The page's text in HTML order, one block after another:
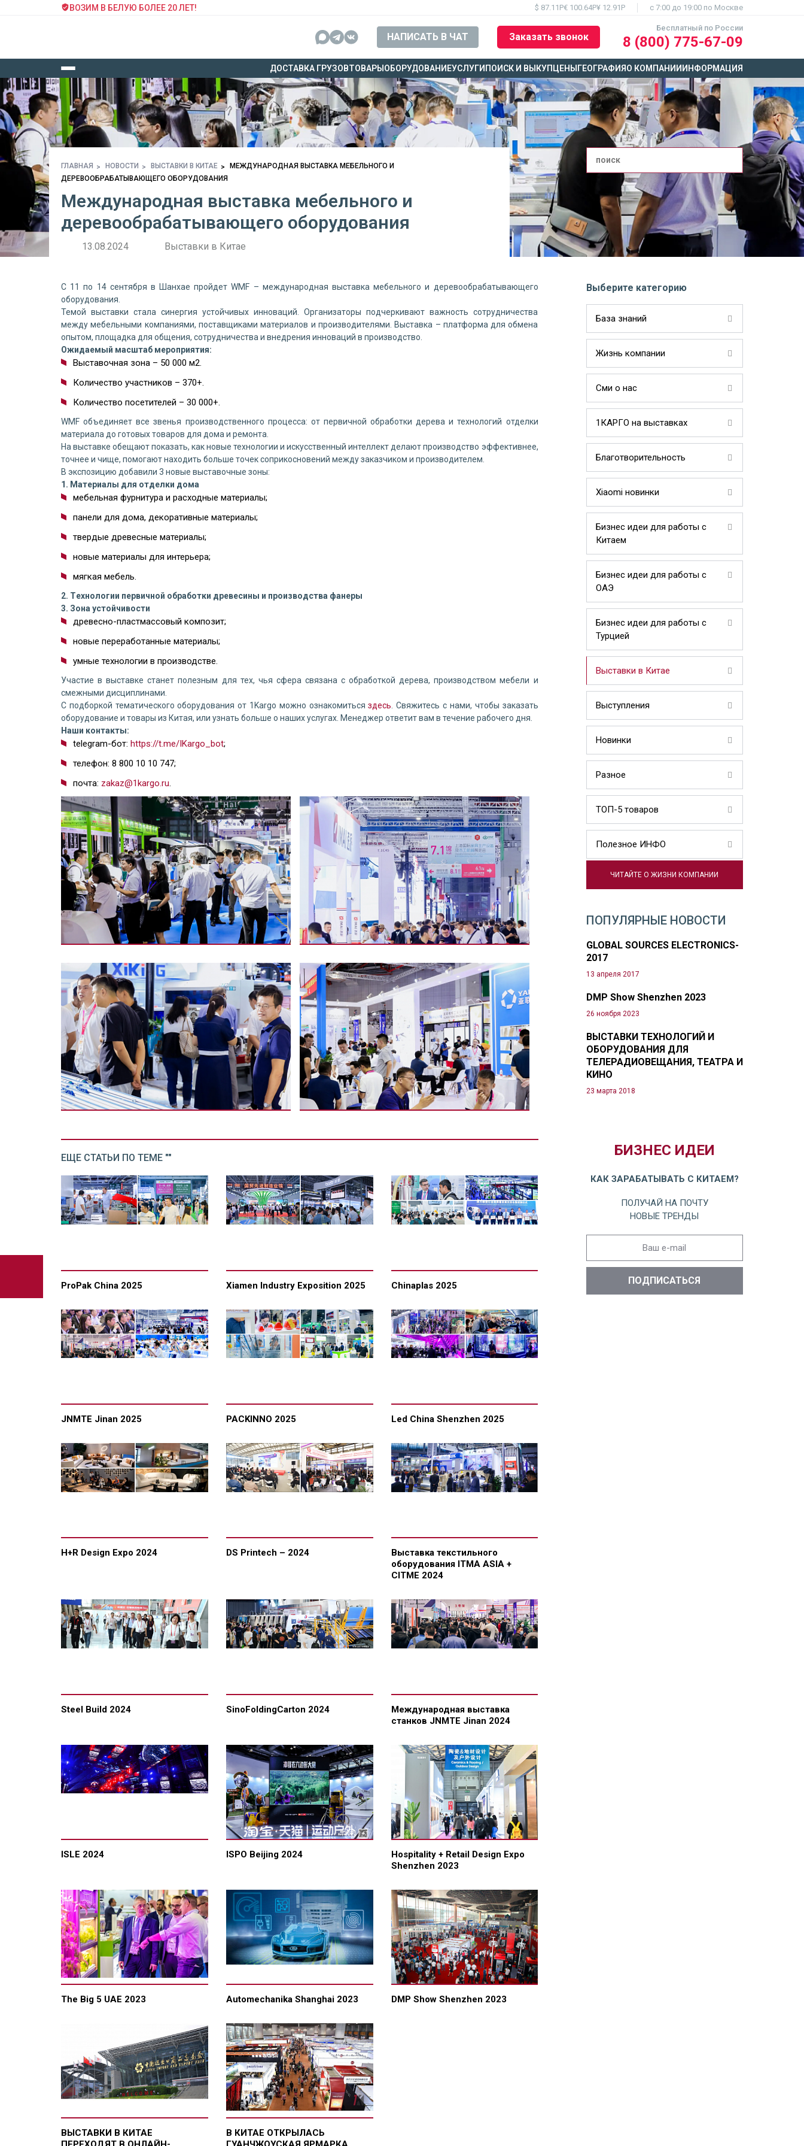
ВОЗИМ В БЕЛУЮ БОЛЕЕ 20 ЛЕТ! $ 87.11Р€ 100.64Р¥ 12.91Р c 7:00 до 19:00 по Москве
НАПИСАТЬ В ЧАТ Заказать звонок
Бесплатный по России
8 (800) 775-67-09
ДОСТАВКА ГРУЗОВТОВАРЫ ОБОРУДОВАНИЕУСЛУГИ ПОИСК И ВЫКУП ЦЕНЫ ГЕОГРАФИЯО КОМПАНИИ ИНФОРМАЦИЯ
ГЛАВНАЯ НОВОСТИ ВЫСТАВКИ В КИТАЕ
МЕЖДУНАРОДНАЯ ВЫСТАВКА МЕБЕЛЬНОГО И
ДЕРЕВООБРАБАТЫВАЮЩЕГО ОБОРУДОВАНИЯ
Международная выставка мебельного и
деревообрабатывающего оборудования
13.08.2024 Выставки в Китае
С 11 по 14 сентября в Шанхае пройдет WMF – международная выставка мебельного и деревообрабатывающего
оборудования.
Темой выставки стала синергия устойчивых инноваций. Организаторы подчеркивают важность сотрудничества
между мебельными компаниями, поставщиками материалов и производителями. Выставка – платформа для обмена
опытом, площадка для общения, сотрудничества и внедрения инноваций в производство.
Ожидаемый масштаб мероприятия:
Выставочная зона – 50 000 м2.
Количество участников – 370+.
Количество посетителей – 30 000+.
WMF объединяет все звенья производственного процесса: от первичной обработки дерева и технологий отделки
материала до готовых товаров для дома и ремонта.
На выставке обещают показать, как новые технологии и искусственный интеллект делают производство эффективнее,
точнее и чище, помогают находить больше точек соприкосновений между заказчиком и производителем.
В экспозицию добавили 3 новые выставочные зоны:
1. Материалы для отделки дома
мебельная фурнитура и расходные материалы;
панели для дома, декоративные материалы;
твердые древесные материалы;
новые материалы для интерьера;
мягкая мебель.
2. Tехнологии первичной обработки древесины и производства фанеры
3. Зона устойчивости
древесно-пластмассовый композит;
новые переработанные материалы;
умные технологии в производстве.
Участие в выставке станет полезным для тех, чья сфера связана с обработкой дерева, производством мебели и
смежными дисциплинами.
С подборкой тематического оборудования от 1Kargo можно ознакомитьсяздесь . Свяжитесь с нами, чтобы заказать
оборудование и товары из Китая, или узнать больше о наших услугах. Менеджер ответит вам в течение рабочего дня.
Наши контакты:
telegram-бот: https://t.me/IKargo_bot;
телефон: 8 800 10 10 747;
почта: zakaz@1kargo.ru.
ЕЩЕ СТАТЬИ ПО ТЕМЕ ""
ProPak China 2025 Xiamen Industry Exposition 2025 Chinaplas 2025
JNMTE Jinan 2025 PACKINNO 2025 Led China Shenzhen 2025
H+R Design Expo 2024 DS Printech – 2024
Выставка текстильного
оборудования ITMA ASIA +
CITME 2024
Steel Build 2024 SinoFoldingCarton 2024
Международная выставка
станков JNMTE Jinan 2024
ISLE 2024 ISPO Beijing 2024
Hospitality + Retail Design Expo
Shenzhen 2023
The Big 5 UAE 2023 Automechanika Shanghai 2023 DMP Show Shenzhen 2023
ВЫСТАВКИ В КИТАЕ
В КИТАЕ ОТКРЫЛАСЬ
Выберите категорию
База знаний
Жизнь компании
Сми о нас
1КАРГО на выставках
Благотворительность
Xiaomi новинки
Бизнес идеи для работы с
Китаем
Бизнес идеи для работы с
ОАЭ
Бизнес идеи для работы с
Турцией
Выставки в Китае
Выступления
Новинки
Разное
ТОП-5 товаров
Полезное ИНФО
ЧИТАЙТЕ О ЖИЗНИ КОМПАНИИ
ПОПУЛЯРНЫЕ НОВОСТИ
GLOBAL SOURCES ELECTRONICS-
2017
13 апреля 2017
DMP Show Shenzhen 2023
26 ноября 2023
ВЫСТАВКИ ТЕХНОЛОГИЙ И
ОБОРУДОВАНИЯ ДЛЯ
ТЕЛЕРАДИОВЕЩАНИЯ, ТЕАТРА И
КИНО
23 марта 2018
БИЗНЕС ИДЕИ
КАК ЗАРАБАТЫВАТЬ С КИТАЕМ?
ПОЛУЧАЙ НА ПОЧТУ
НОВЫЕ ТРЕНДЫ